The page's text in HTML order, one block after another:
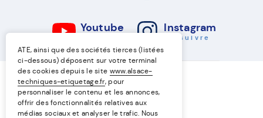
Youtube Instagram
+ suivre
ATE, ainsi que des sociétés tierces (listées
ci-dessous) déposent sur votre terminal
des cookies depuis le site www.alsace-
techniques-etiquetage.fr, pour
personnaliser le contenu et les annonces,
offrir des fonctionnalités relatives aux
médias sociaux et analyser le trafic. Nous